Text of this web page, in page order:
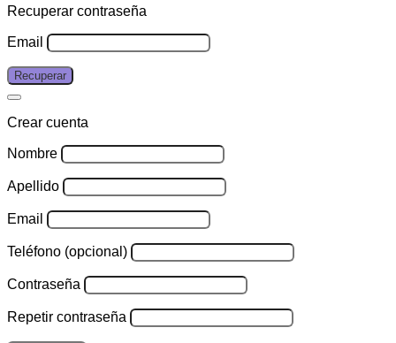
Recuperar contraseña
Email
Recuperar
Crear cuenta
Nombre
Apellido
Email
Teléfono (opcional)
Contraseña
Repetir contraseña